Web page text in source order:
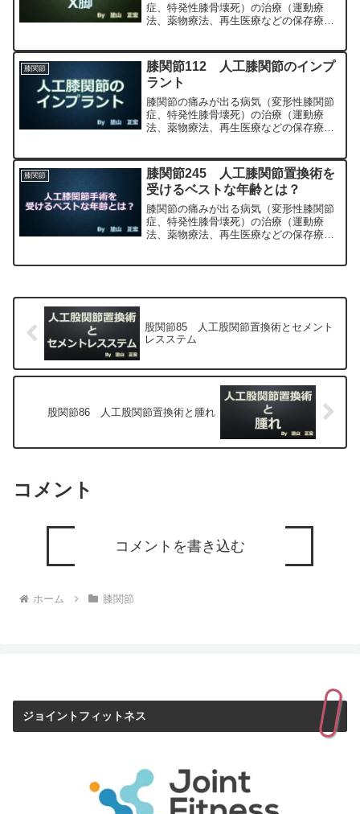
症、特発性膝骨壊死）の治療（運動療
法、薬物療法、再生医療などの保存療
専門医（人工関節手術を専門）の塗山正
宏が色々と説明します。
膝関節
膝関節112 人工膝関節のインプ
ラント
膝関節の痛みが出る病気（変形性膝関節
症、特発性膝骨壊死）の治療（運動療
法、薬物療法、再生医療などの保存療
専門医（人工関節手術を専門）の塗山正
宏が色々と説明します。
膝関節
膝関節245 人工膝関節置換術を
受けるベストな年齢とは？
膝関節の痛みが出る病気（変形性膝関節
症、特発性膝骨壊死）の治療（運動療
法、薬物療法、再生医療などの保存療
股関節85 人工股関節置換術とセメント
レスステム
股関節86 人工股関節置換術と腫れ
コメント
コメントを書き込む
ホーム 膝関節
ジョイントフィットネス